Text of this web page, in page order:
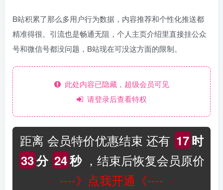
B站积累了那么多用户行为数据，内容推荐和个性化推送都
精准得很。引流也是畅通无阻，个人主页介绍里直接挂公众
号和微信号都没问题，B站现在可没这方面的限制。
此处内容已隐藏，超级会员可见
请登录后查看特权
距离 会员特价优惠结束 还有 17时
33分 24秒，结束后恢复会员原价
----》点我开通《----